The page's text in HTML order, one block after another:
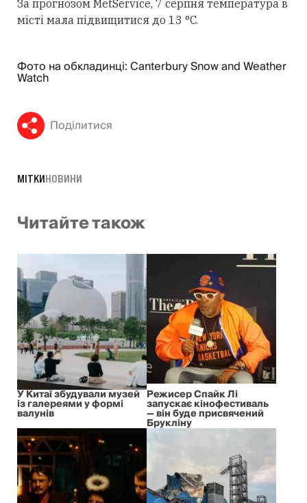
За прогнозом MetService, 7 серпня температура в
місті мала підвищитися до 13 °C.
Фото на обкладинці: Canterbury Snow and Weather
Watch
Поділитися
МІТКИНОВИНИ
Читайте також
У Китаї збудували музей
із галереями у формі
валунів
Режисер Спайк Лі
запускає кінофестиваль
— він буде присвячений
Брукліну